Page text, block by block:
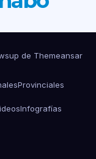
de Themeansar
Provinciales
Infografías